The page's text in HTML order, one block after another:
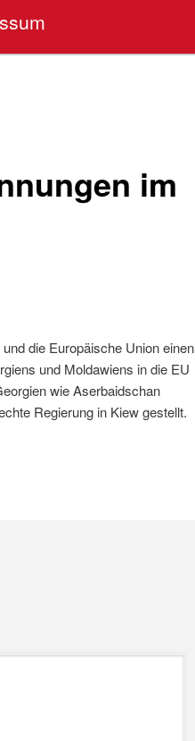
im
die Europäische Union einen
und Moldawiens in die EU
wie Aserbaidschan
Regierung in Kiew gestellt.